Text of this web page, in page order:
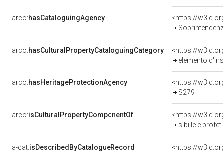
arco:hasCataloguingAgency
<https://
arco:hasCulturalPropertyCataloguingCategory
<https://
elemento
arco:hasHeritageProtectionAgency
<https://
S279
arco:isCulturalPropertyComponentOf
<https://
sibille e
a-cat:isDescribedByCatalogueRecord
<https://